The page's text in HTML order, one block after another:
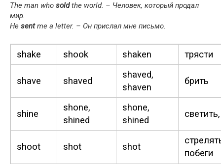
The man who soldthe world. – Человек, который продал
мир.
He sentme a let­ter. – Он прислал мне письмо.
shake shook shak­en трясти
shave shaved
shaved,
shaven
брить
shine
shone,
shined
shone,
shined
shoot shot shot
побеги